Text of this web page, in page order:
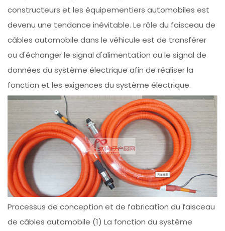
constructeurs et les équipementiers automobiles est
devenu une tendance inévitable. Le rôle du faisceau de
câbles automobile dans le véhicule est de transférer
ou d'échanger le signal d'alimentation ou le signal de
données du système électrique afin de réaliser la
fonction et les exigences du système électrique.
Processus de conception et de fabrication du faisceau
de câbles automobile (1) La fonction du système